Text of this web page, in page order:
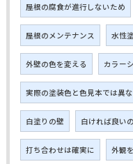
屋根の腐食が進行しないため
屋根のメンテナンス 水性
外壁の色を変える カラー
実際の塗装色と色見本では異
白塗りの壁 白ければ良い
打ち合わせは確実に 外観